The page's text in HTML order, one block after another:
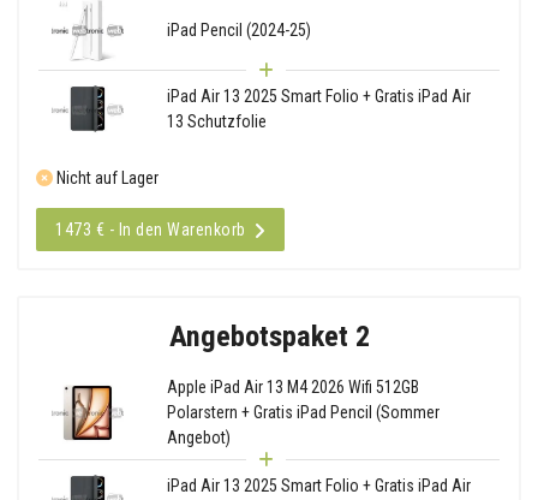
iPad Pencil (2024-25)
iPad Air 13 2025 Smart Folio + Gratis iPad Air
13 Schutzfolie
Nicht auf Lager
1473 € - In den Warenkorb
Angebotspaket 2
Apple iPad Air 13 M4 2026 Wifi 512GB
Polarstern + Gratis iPad Pencil (Sommer
Angebot)
iPad Air 13 2025 Smart Folio + Gratis iPad Air